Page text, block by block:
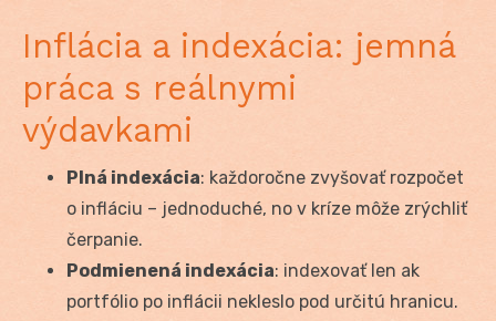
Inflácia a indexácia: jemná
práca s reálnymi
výdavkami
Plná indexácia: každoročne zvyšovať rozpočet
o infláciu – jednoduché, no v kríze môže zrýchliť
čerpanie.
Podmienená indexácia: indexovať len ak
portfólio po inflácii nekleslo pod určitú hranicu.